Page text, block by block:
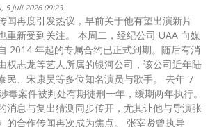
5 Juli 2026 09:23
闻再度引发热议，早前关于他有望出演新片
本周二，经纪公司 UAA 向媒
2014 年起的专属合约已正式到期。随后有消
权志龙等艺人所属的银河公司，该公司近年陆
、宋康昊等多位知名演员与歌手。 去年 7
毒案件被判处有期徒刑一年，缓期两年执行。
消息与复出猜测同步传开，尤其让他与导演张
传闻再次成为焦点。 张宰贤曾执导